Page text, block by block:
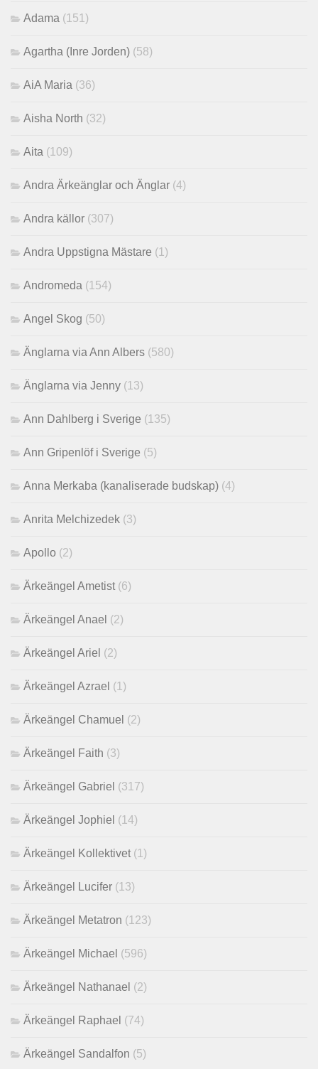
Adama (151)
Agartha (Inre Jorden) (58)
AiA Maria (36)
Aisha North (32)
Aita (109)
Andra Ärkeänglar och Änglar (4)
Andra källor (307)
Andra Uppstigna Mästare (1)
Andromeda (154)
Angel Skog (50)
Änglarna via Ann Albers (580)
Änglarna via Jenny (13)
Ann Dahlberg i Sverige (135)
Ann Gripenlöf i Sverige (5)
Anna Merkaba (kanaliserade budskap) (4)
Anrita Melchizedek (3)
Apollo (2)
Ärkeängel Ametist (6)
Ärkeängel Anael (2)
Ärkeängel Ariel (2)
Ärkeängel Azrael (1)
Ärkeängel Chamuel (2)
Ärkeängel Faith (3)
Ärkeängel Gabriel (317)
Ärkeängel Jophiel (14)
Ärkeängel Kollektivet (1)
Ärkeängel Lucifer (13)
Ärkeängel Metatron (123)
Ärkeängel Michael (596)
Ärkeängel Nathanael (2)
Ärkeängel Raphael (74)
Ärkeängel Sandalfon (5)